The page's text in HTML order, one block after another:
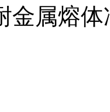
金属熔